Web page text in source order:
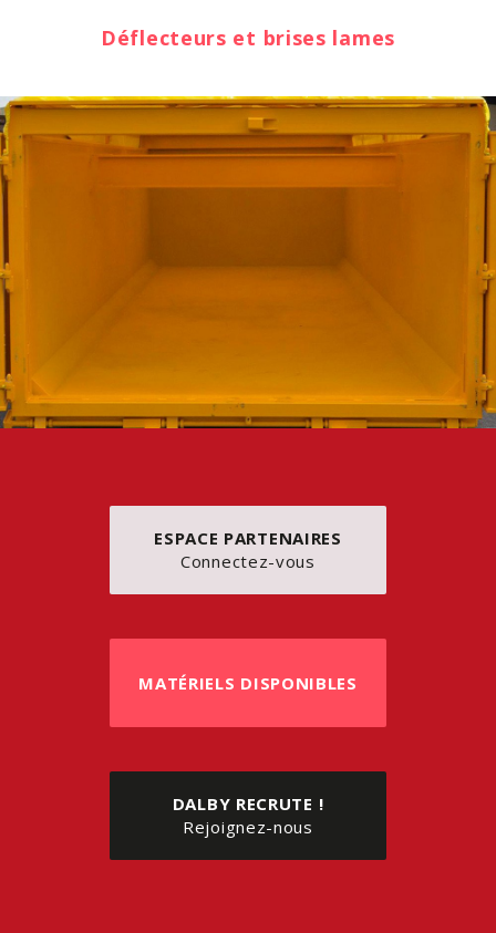
Déflecteurs et brises lames
Dispositif de ventilation
ESPACE PARTENAIRES
Connectez-vous
MATÉRIELS DISPONIBLES
DALBY RECRUTE !
Rejoignez-nous